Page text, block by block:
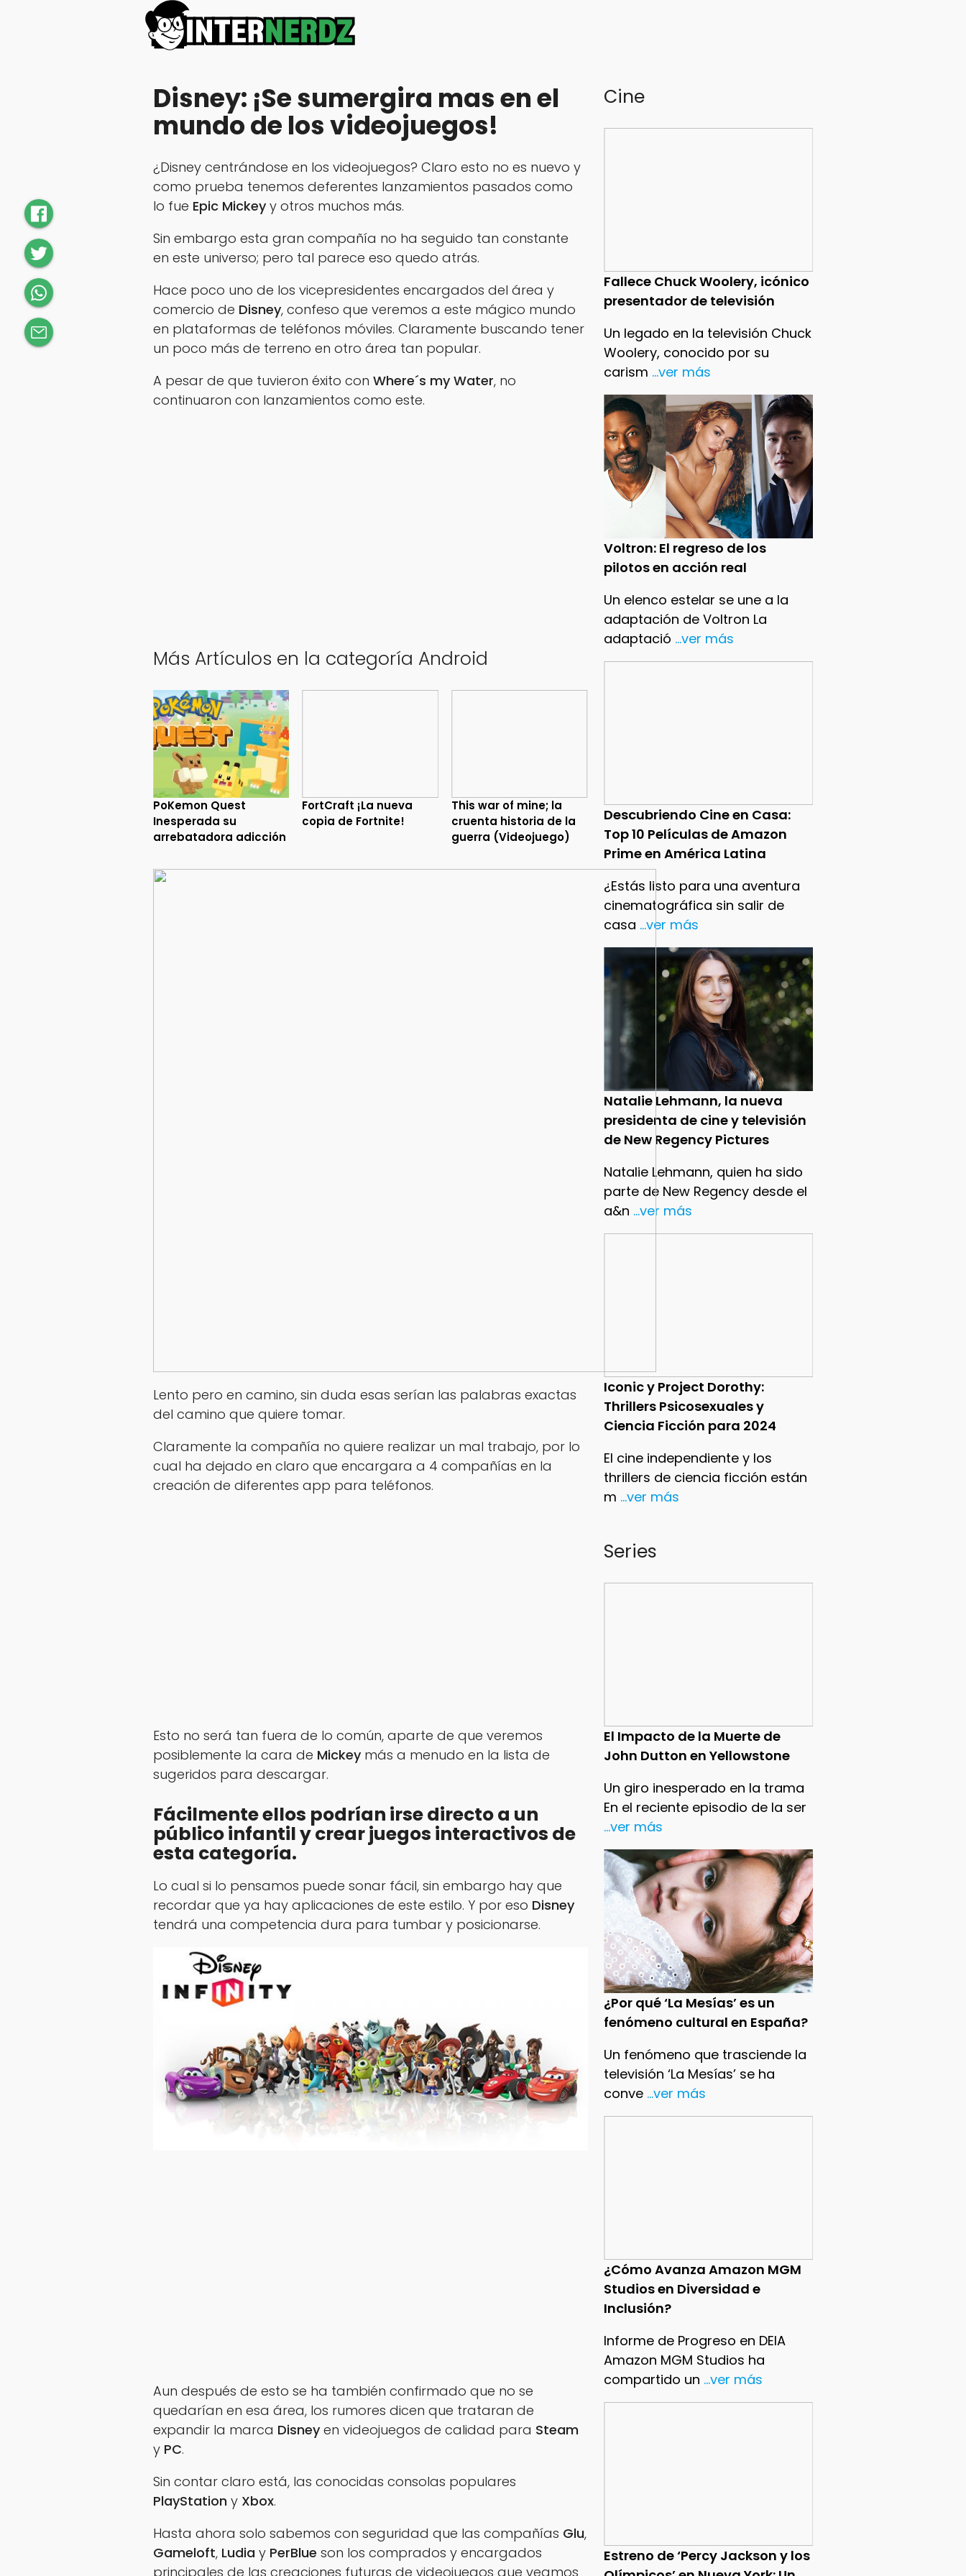
Cine
Fallece Chuck Woolery, icónico
presentador de televisión
Un legado en la televisión Chuck
Woolery, conocido por su
carism ...ver más
Voltron: El regreso de los
pilotos en acción real
Un elenco estelar se une a la
adaptación de Voltron La
adaptació ...ver más
Descubriendo Cine en Casa:
Top 10 Películas de Amazon
Prime en América Latina
¿Estás listo para una aventura
cinematográfica sin salir de
casa ...ver más
Natalie Lehmann, la nueva
presidenta de cine y televisión
de New Regency Pictures
Natalie Lehmann, quien ha sido
parte de New Regency desde el
a&n ...ver más
Iconic y Project Dorothy:
Thrillers Psicosexuales y
Ciencia Ficción para 2024
El cine independiente y los
thrillers de ciencia ficción están
m ...ver más
Series
El Impacto de la Muerte de
John Dutton en Yellowstone
Un giro inesperado en la trama
En el reciente episodio de la ser
...ver más
¿Por qué ‘La Mesías’ es un
fenómeno cultural en España?
Un fenómeno que trasciende la
televisión ‘La Mesías’ se ha
conve ...ver más
¿Cómo Avanza Amazon MGM
Studios en Diversidad e
Inclusión?
Informe de Progreso en DEIA
Amazon MGM Studios ha
compartido un ...ver más
Estreno de ‘Percy Jackson y los
Disney: ¡Se sumergira mas en el
mundo de los videojuegos!
¿Disney centrándose en los videojuegos? Claro esto no es nuevo y
como prueba tenemos deferentes lanzamientos pasados como
lo fue Epic Mickey y otros muchos más.
Sin embargo esta gran compañía no ha seguido tan constante
en este universo; pero tal parece eso quedo atrás.
Hace poco uno de los vicepresidentes encargados del área y
comercio de Disney, confeso que veremos a este mágico mundo
en plataformas de teléfonos móviles. Claramente buscando tener
un poco más de terreno en otro área tan popular.
A pesar de que tuvieron éxito con Where´s my Water, no
continuaron con lanzamientos como este.
Más Artículos en la categoría Android
PoKemon Quest
Inesperada su
arrebatadora adicción
FortCraft ¡La nueva
copia de Fortnite!
This war of mine; la
cruenta historia de la
guerra (Videojuego)
Lento pero en camino, sin duda esas serían las palabras exactas
del camino que quiere tomar.
Claramente la compañía no quiere realizar un mal trabajo, por lo
cual ha dejado en claro que encargara a 4 compañías en la
creación de diferentes app para teléfonos.
Esto no será tan fuera de lo común, aparte de que veremos
posiblemente la cara de Mickeymás a menudo en la lista de
sugeridos para descargar.
Fácilmente ellos podrían irse directo a un
público infantil y crear juegos interactivos de
esta categoría.
Lo cual si lo pensamos puede sonar fácil, sin embargo hay que
recordar que ya hay aplicaciones de este estilo. Y por eso Disney
tendrá una competencia dura para tumbar y posicionarse.
Aun después de esto se ha también confirmado que no se
quedarían en esa área, los rumores dicen que trataran de
expandir la marca Disney en videojuegos de calidad para Steam
y PC.
Sin contar claro está, las conocidas consolas populares
PlayStation y Xbox.
Hasta ahora solo sabemos con seguridad que las compañías Glu,
Gameloft, Ludia y PerBlue son los comprados y encargados
principales de las creaciones futuras de videojuegos que veamos